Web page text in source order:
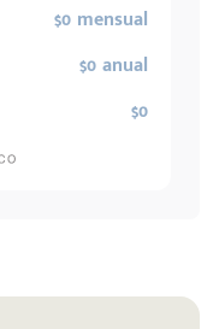
$0 mensual
$0 anual
$0